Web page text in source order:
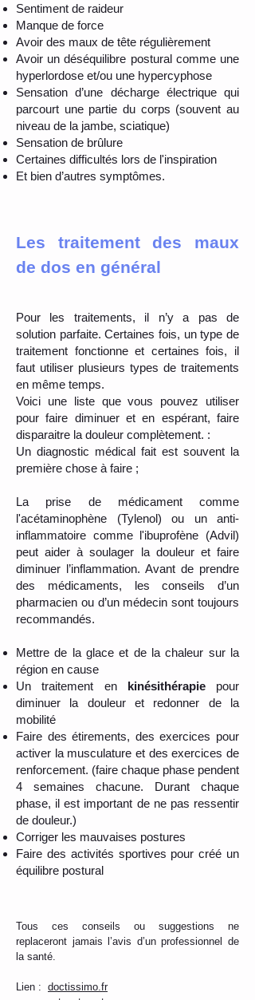
Sentiment de raideur
Manque de force
Avoir des maux de tête régulièrement
Avoir un déséquilibre postural comme une
hyperlordose et/ou une hypercyphose
Sensation d’une décharge électrique qui
parcourt une partie du corps (souvent au
niveau de la jambe, sciatique)
Sensation de brûlure
Certaines difficultés lors de l'inspiration
Et bien d’autres symptômes.
Les traitement des maux
de dos en général
Pour les traitements, il n’y a pas de
solution parfaite. Certaines fois, un type de
traitement fonctionne et certaines fois, il
faut utiliser plusieurs types de traitements
en même temps.
Voici une liste que vous pouvez utiliser
pour faire diminuer et en espérant, faire
disparaitre la douleur complètement. :
Un diagnostic médical fait est souvent la
première chose à faire ;
La prise de médicament comme
l'acétaminophène (Tylenol) ou un anti-
inflammatoire comme l'ibuprofène (Advil)
peut aider à soulager la douleur et faire
diminuer l’inflammation. Avant de prendre
des médicaments, les conseils d’un
pharmacien ou d’un médecin sont toujours
recommandés.
Mettre de la glace et de la chaleur sur la
région en cause
Un traitement en kinésithérapiepour
diminuer la douleur et redonner de la
mobilité
Faire des étirements, des exercices pour
activer la musculature et des exercices de
renforcement. (faire chaque phase pendent
4 semaines chacune. Durant chaque
phase, il est important de ne pas ressentir
de douleur.)
Corriger les mauvaises postures
Faire des activités sportives pour créé un
équilibre postural
Tous ces conseils ou suggestions ne
replaceront jamais l’avis d’un professionnel de
la santé.
Lien : doctissimo.fr